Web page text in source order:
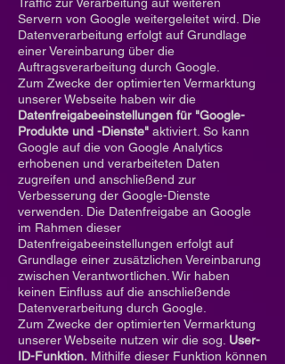
Servern von Google weitergeleitet wird. Die
Datenverarbeitung erfolgt auf Grundlage
einer Vereinbarung über die
Auftragsverarbeitung durch Google.
Zum Zwecke der optimierten Vermarktung
unserer Webseite haben wir die
Datenfreigabeeinstellungen für "Google-
Produkte und -Dienste" aktiviert. So kann
Google auf die von Google Analytics
erhobenen und verarbeiteten Daten
zugreifen und anschließend zur
Verbesserung der Google-Dienste
verwenden. Die Datenfreigabe an Google
im Rahmen dieser
Datenfreigabeeinstellungen erfolgt auf
Grundlage einer zusätzlichen Vereinbarung
zwischen Verantwortlichen. Wir haben
keinen Einfluss auf die anschließende
Datenverarbeitung durch Google.
Zum Zwecke der optimierten Vermarktung
unserer Webseite nutzen wir die sog. User-
ID-Funktion. Mithilfe dieser Funktion können